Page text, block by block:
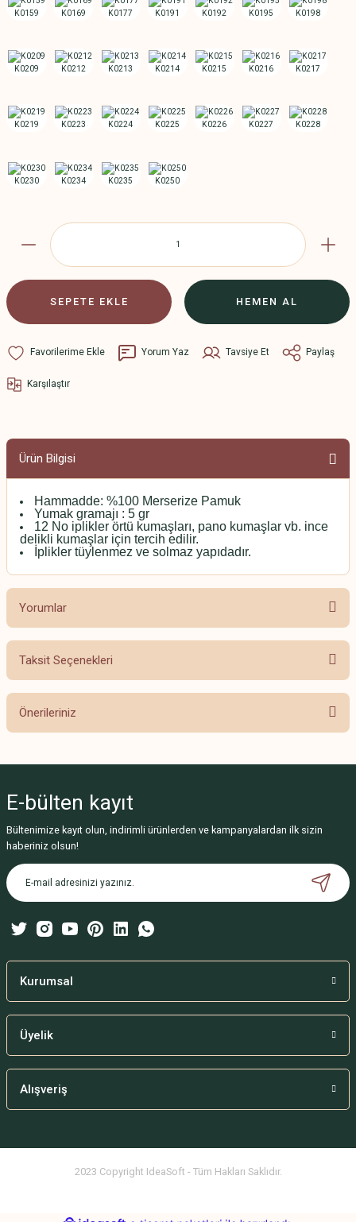
SEPETE EKLE HEMEN AL
Yorum Yaz Tavsiye Et Paylaş
Karşılaştır
Ürün Bilgisi
Hammadde: %100 Merserize Pamuk
Yumak gramajı : 5 gr
12 No iplikler örtü kumaşları, pano kumaşlar vb. ince
delikli kumaşlar için tercih edilir.
İplikler tüylenmez ve solmaz yapıdadır.
Yorumlar
Taksit Seçenekleri
Önerileriniz
Görüş ve önerileriniz için teşekkür ederiz.
Ürün resmi kalitesiz, bozuk veya görüntülenemiyor.
Ürün açıklamasında eksik bilgiler bulunuyor.
Ürün bilgilerinde hatalar bulunuyor.
Bu ürüne benzer farklı alternatifler olmalı.
E-bülten kayıt
Bültenimize kayıt olun, indirimli ürünlerden ve kampanyalardan ilk sizin
haberiniz olsun!
Kurumsal
Üyelik
Alışveriş
2023 Copyright IdeaSoft - Tüm Hakları Saklıdır.